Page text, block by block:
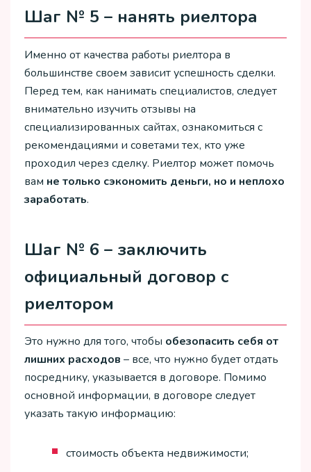
Шаг № 5 – нанять риелтора
Именно от качества работы риелтора в
большинстве своем зависит успешность сделки.
Перед тем, как нанимать специалистов, следует
внимательно изучить отзывы на
специализированных сайтах, ознакомиться с
рекомендациями и советами тех, кто уже
проходил через сделку. Риелтор может помочь
вам не только сэкономить деньги, но и неплохо
заработать.
Шаг № 6 – заключить
официальный договор с
риелтором
Это нужно для того, чтобы обезопасить себя от
лишних расходов – все, что нужно будет отдать
посреднику, указывается в договоре. Помимо
основной информации, в договоре следует
указать такую информацию:
стоимость объекта недвижимости;